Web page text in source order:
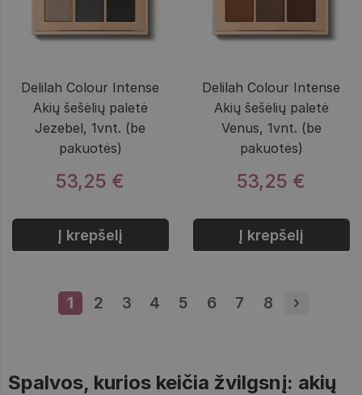
Delilah Colour Intense
Akių šešėlių paletė
Jezebel, 1vnt. (be
pakuotės)
53,25 €
Į krepšelį
Delilah Colour Intense
Akių šešėlių paletė
Venus, 1vnt. (be
pakuotės)
53,25 €
Į krepšelį
Puslapis
1 Puslapis
2 Puslapis
3 Puslapis
4 Puslapis
5 Puslapis
6 Puslapis
7 Puslapis
8 Next
›
Spalvos, kurios keičia žvilgsnį: akių